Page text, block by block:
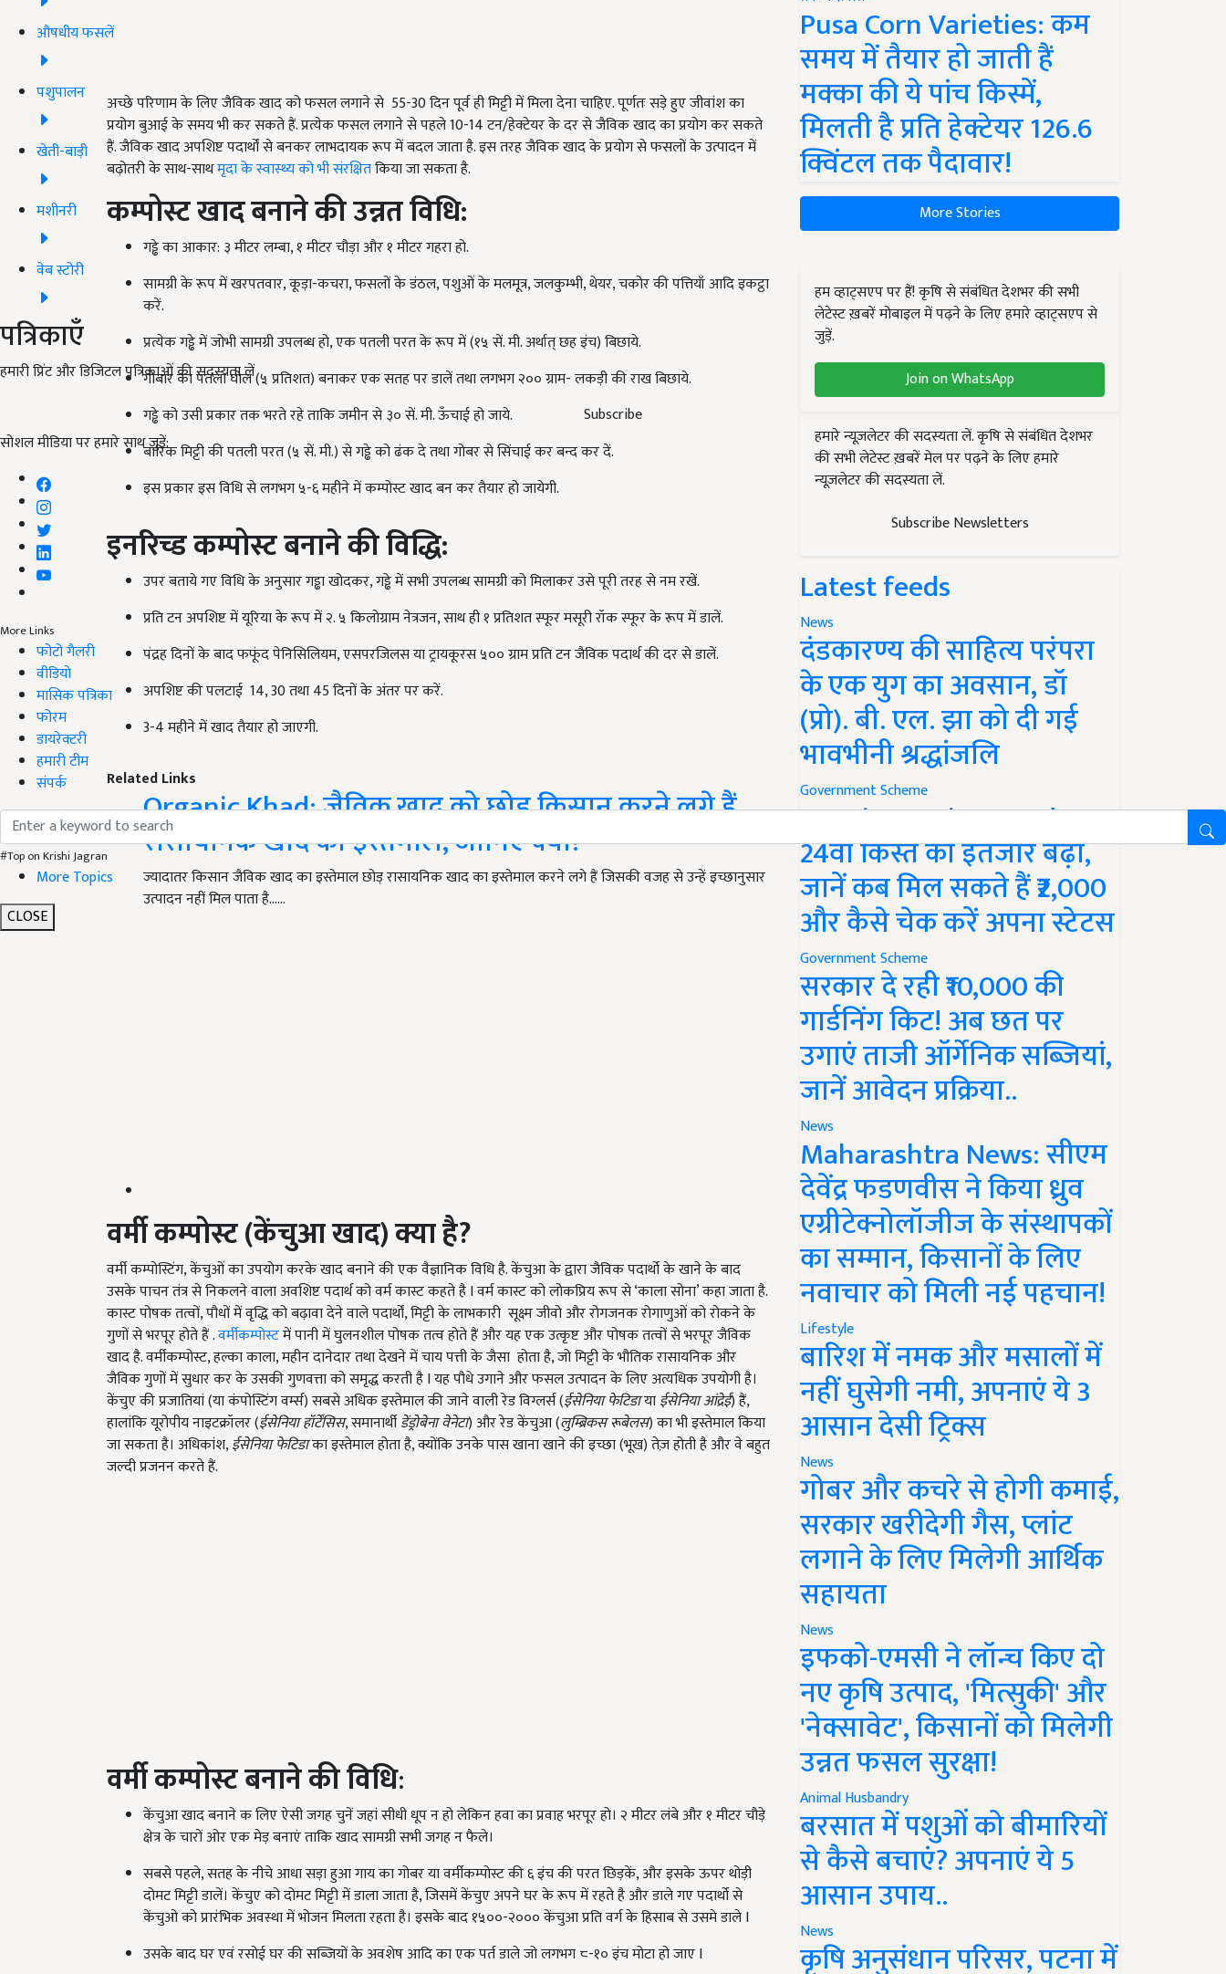
औषधीय फसलें
पशुपालन
खेती-बाड़ी
मशीनरी
वेब स्टोरी
पत्रिकाएँ
हमारी प्रिंट और डिजिटल पत्रिकाओं की सदस्यता लें
Subscribe
सोशल मीडिया पर हमारे साथ जुड़ें:
More Links
फोटो गैलरी
वीडियो
मासिक पत्रिका
फोरम
डायरेक्टरी
हमारी टीम
संपर्क
#Top on Krishi Jagran
More Topics
CLOSE
अच्छे परिणाम के लिए जैविक खाद को फसल लगाने से 55-30 दिन पूर्व ही मिट्टी में मिला देना चाहिए. पूर्णतः सड़े हुए जीवांश का
प्रयोग बुआई के समय भी कर सकते हैं. प्रत्येक फसल लगाने से पहले 10-14 टन/हेक्टेयर के दर से जैविक खाद का प्रयोग कर सकते
हैं. जैविक खाद अपशिष्ट पदार्थों से बनकर लाभदायक रूप में बदल जाता है. इस तरह जैविक खाद के प्रयोग से फसलों के उत्पादन में
बढ़ोतरी के साथ-साथमृदा के स्वास्थ्य को भी संरक्षितकिया जा सकता है.
कम्पोस्ट खाद बनाने की उन्नत विधि:
गड्ढे का आकार: ३ मीटर लम्बा, १ मीटर चौड़ा और १ मीटर गहरा हो.
सामग्री के रूप में खरपतवार, कूड़ा-कचरा, फसलों के डंठल, पशुओं के मलमूत्र, जलकुम्भी, थेयर, चकोर की पत्तियाँ आदि इकट्ठा
करें.
प्रत्येक गड्ढे में जोभी सामग्री उपलब्ध हो, एक पतली परत के रूप में (१५ सें. मी. अर्थात् छह इंच) बिछाये.
गोबार का पतला घोल (५ प्रतिशत) बनाकर एक सतह पर डालें तथा लगभग २०० ग्राम- लकड़ी की राख बिछाये.
गड्ढे को उसी प्रकार तक भरते रहे ताकि जमीन से ३० सें. मी. ऊँचाई हो जाये.
बारिक मिट्टी की पतली परत (५ सें. मी.) से गड्ढे को ढंक दे तथा गोबर से सिंचाई कर बन्द कर दें.
इस प्रकार इस विधि से लगभग ५-६ महीने में कम्पोस्ट खाद बन कर तैयार हो जायेगी.
इनरिच्ड कम्पोस्ट बनाने की विद्धि:
उपर बताये गए विधि के अनुसार गड्ढा खोदकर, गड्ढे में सभी उपलब्ध सामग्री को मिलाकर उसे पूरी तरह से नम रखें.
प्रति टन अपशिष्ट में यूरिया के रूप में २. ५ किलोग्राम नेत्रजन, साथ ही १ प्रतिशत स्फूर मसूरी रॉक स्फूर के रूप में डालें.
पंद्रह दिनों के बाद फफूंद पेनिसिलियम, एसपरजिलस या ट्रायकूरस ५०० ग्राम प्रति टन जैविक पदार्थ की दर से डालें.
अपशिष्ट की पलटाई 14, 30 तथा 45 दिनों के अंतर पर करें.
3-4 महीने में खाद तैयार हो जाएगी.
Related Links
Organic Khad: जैविक खाद को छोड़ किसान करने लगे हैं
रासायनिक खाद का इस्तेमाल, जानिए क्यों?
ज्यादातर किसान जैविक खाद का इस्तेमाल छोड़ रासायनिक खाद का इस्तेमाल करने लगे हैं जिसकी वजह से उन्हें इच्छानुसार
उत्पादन नहीं मिल पाता है...…
वर्मी कम्पोस्ट (केंचुआ खाद) क्या है?
वर्मी कम्पोस्टिंग, केंचुओं का उपयोग करके खाद बनाने की एक वैज्ञानिक विधि है. केंचुआ के द्वारा जैविक पदार्थो के खाने के बाद
उसके पाचन तंत्र से निकलने वाला अवशिष्ट पदार्थ को वर्म कास्ट कहते है I वर्म कास्ट को लोकप्रिय रूप से ‘काला सोना’ कहा जाता है.
कास्ट पोषक तत्वों, पौधों में वृद्धि को बढ़ावा देने वाले पदार्थों, मिट्टी के लाभकारी सूक्ष्म जीवो और रोगजनक रोगाणुओं को रोकने के
गुणों से भरपूर होते हैं .वर्मीकम्पोस्टमें पानी में घुलनशील पोषक तत्व होते हैं और यह एक उत्कृष्ट और पोषक तत्वों से भरपूर जैविक
खाद है. वर्मीकम्पोस्ट, हल्का काला, महीन दानेदार तथा देखने में चाय पत्ती के जैसा होता है, जो मिट्टी के भौतिक रासायनिक और
जैविक गुणों में सुधार कर के उसकी गुणवत्ता को समृद्ध करती है I यह पौधे उगाने और फसल उत्पादन के लिए अत्यधिक उपयोगी है।
केंचुए की प्रजातियां (या कंपोस्टिंग वर्म्स) सबसे अधिक इस्तेमाल की जाने वाली रेड विग्लर्स (ईसेनिया फेटिडायाईसेनिया आंद्रेई) हैं,
हालांकि यूरोपीय नाइटक्रॉलर (ईसेनिया हॉर्टेंसिस, समानार्थीडेंड्रोबेना वेनेटा) और रेड केंचुआ (लुम्ब्रिकस रूबेलस) का भी इस्तेमाल किया
जा सकता है। अधिकांश,ईसेनिया फेटिडाका इस्तेमाल होता है, क्योंकि उनके पास खाना खाने की इच्छा (भूख) तेज़ होती है और वे बहुत
जल्दी प्रजनन करते हैं.
वर्मी कम्पोस्ट बनाने कीविधि:
केंचुआ खाद बनाने क लिए ऐसी जगह चुनें जहां सीधी धूप न हो लेकिन हवा का प्रवाह भरपूर हो। २ मीटर लंबे और १ मीटर चौड़े
क्षेत्र के चारों ओर एक मेड़ बनाएं ताकि खाद सामग्री सभी जगह न फैले।
सबसे पहले, सतह के नीचे आधा सड़ा हुआ गाय का गोबर या वर्मीकम्पोस्ट की ६ इंच की परत छिड़कें, और इसके ऊपर थोड़ी
दोमट मिट्टी डालें। केंचुए को दोमट मिट्टी में डाला जाता है, जिसमें केंचुए अपने घर के रूप में रहते है और डाले गए पदार्थो से
केंचुओ को प्रारंभिक अवस्था में भोजन मिलता रहता है। इसके बाद १५००-२००० केंचुआ प्रति वर्ग के हिसाब से उसमे डाले I
उसके बाद घर एवं रसोई घर की सब्जियों के अवशेष आदि का एक पर्त डाले जो लगभग ८-१० इंच मोटा हो जाए I
Pusa Corn Varieties: कम
समय में तैयार हो जाती हैं
मक्का की ये पांच किस्में,
मिलती है प्रति हेक्टेयर 126.6
क्विंटल तक पैदावार!
More Stories
हम व्हाट्सएप पर हैं! कृषि से संबंधित देशभर की सभी
लेटेस्ट ख़बरें मोबाइल में पढ़ने के लिए हमारे व्हाट्सएप से
जुड़ें.
Join on WhatsApp
हमारे न्यूज़लेटर की सदस्यता लें. कृषि से संबंधित देशभर
की सभी लेटेस्ट ख़बरें मेल पर पढ़ने के लिए हमारे
न्यूज़लेटर की सदस्यता लें.
Subscribe Newsletters
Latest feeds
News
दंडकारण्य की साहित्य परंपरा
के एक युग का अवसान, डॉ
(प्रो). बी. एल. झा को दी गई
भावभीनी श्रद्धांजलि
Government Scheme
PM Kisan Yojana Update:
24वीं किस्त का इंतजार बढ़ा,
जानें कब मिल सकते हैं ₹2,000
और कैसे चेक करें अपना स्टेटस
Government Scheme
सरकार दे रही ₹10,000 की
गार्डनिंग किट! अब छत पर
उगाएं ताजी ऑर्गेनिक सब्जियां,
जानें आवेदन प्रक्रिया..
News
Maharashtra News: सीएम
देवेंद्र फडणवीस ने किया ध्रुव
एग्रीटेक्नोलॉजीज के संस्थापकों
का सम्मान, किसानों के लिए
नवाचार को मिली नई पहचान!
Lifestyle
बारिश में नमक और मसालों में
नहीं घुसेगी नमी, अपनाएं ये 3
आसान देसी ट्रिक्स
News
गोबर और कचरे से होगी कमाई,
सरकार खरीदेगी गैस, प्लांट
लगाने के लिए मिलेगी आर्थिक
सहायता
News
इफको-एमसी ने लॉन्च किए दो
नए कृषि उत्पाद, 'मित्सुकी' और
'नेक्सावेट', किसानों को मिलेगी
उन्नत फसल सुरक्षा!
Animal Husbandry
बरसात में पशुओं को बीमारियों
से कैसे बचाएं? अपनाएं ये 5
आसान उपाय..
News
कृषि अनुसंधान परिसर, पटना में